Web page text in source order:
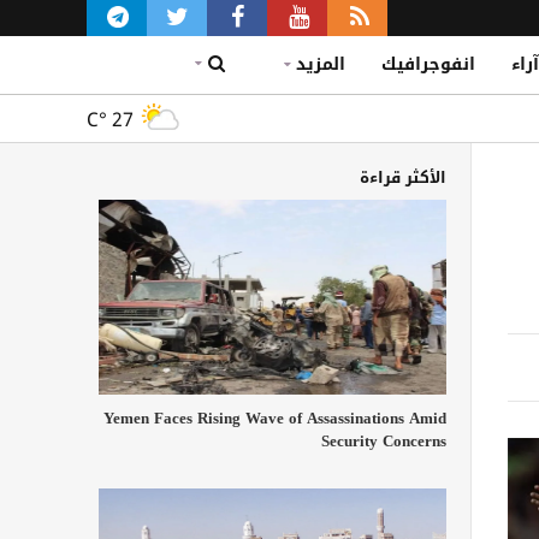
آراء انفوجرافيك المزيد
C° 27
الأكثر قراءة
Yemen Faces Rising Wave of Assassinations Amid
Security Concerns